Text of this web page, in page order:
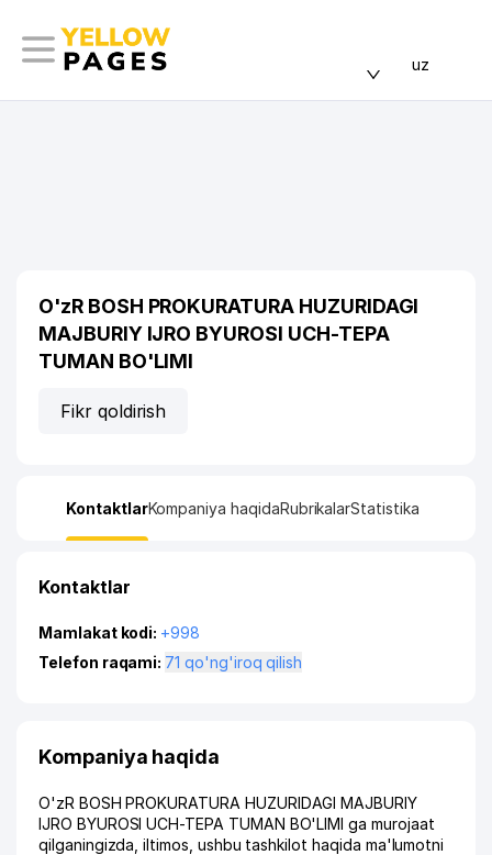
uz
O'zR BOSH PROKURATURA HUZURIDAGI
MAJBURIY IJRO BYUROSI UCH-TEPA
TUMAN BO'LIMI
Fikr qoldirish
KontaktlarKompaniya haqidaRubrikalarStatistika
Kontaktlar
Mamlakat kodi: +998
Telefon raqami:
71 qo'ng'iroq qilish
Kompaniya haqida
O'zR BOSH PROKURATURA HUZURIDAGI MAJBURIY
IJRO BYUROSI UCH-TEPA TUMAN BO'LIMI ga murojaat
qilganingizda, iltimos, ushbu tashkilot haqida ma'lumotni